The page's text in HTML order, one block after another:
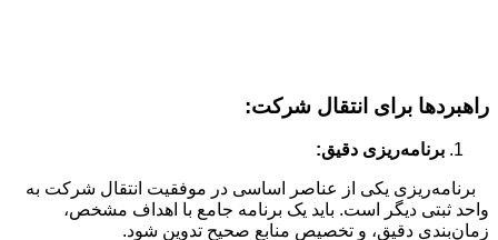
راهبردها برای انتقال شرکت:
برنامه‌ریزی دقیق:
برنامه‌ریزی یکی از عناصر اساسی در موفقیت انتقال شرکت به
واحد ثبتی دیگر است. باید یک برنامه جامع با اهداف مشخص،
زمان‌بندی دقیق، و تخصیص منابع صحیح تدوین شود.